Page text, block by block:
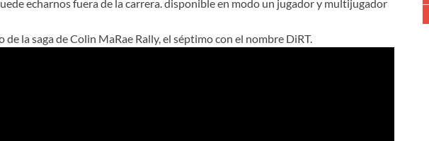
echarnos fuera de la carrera. disponible en modo un jugador y multijugador
de la saga de Colin MaRae Rally, el séptimo con el nombre DiRT.